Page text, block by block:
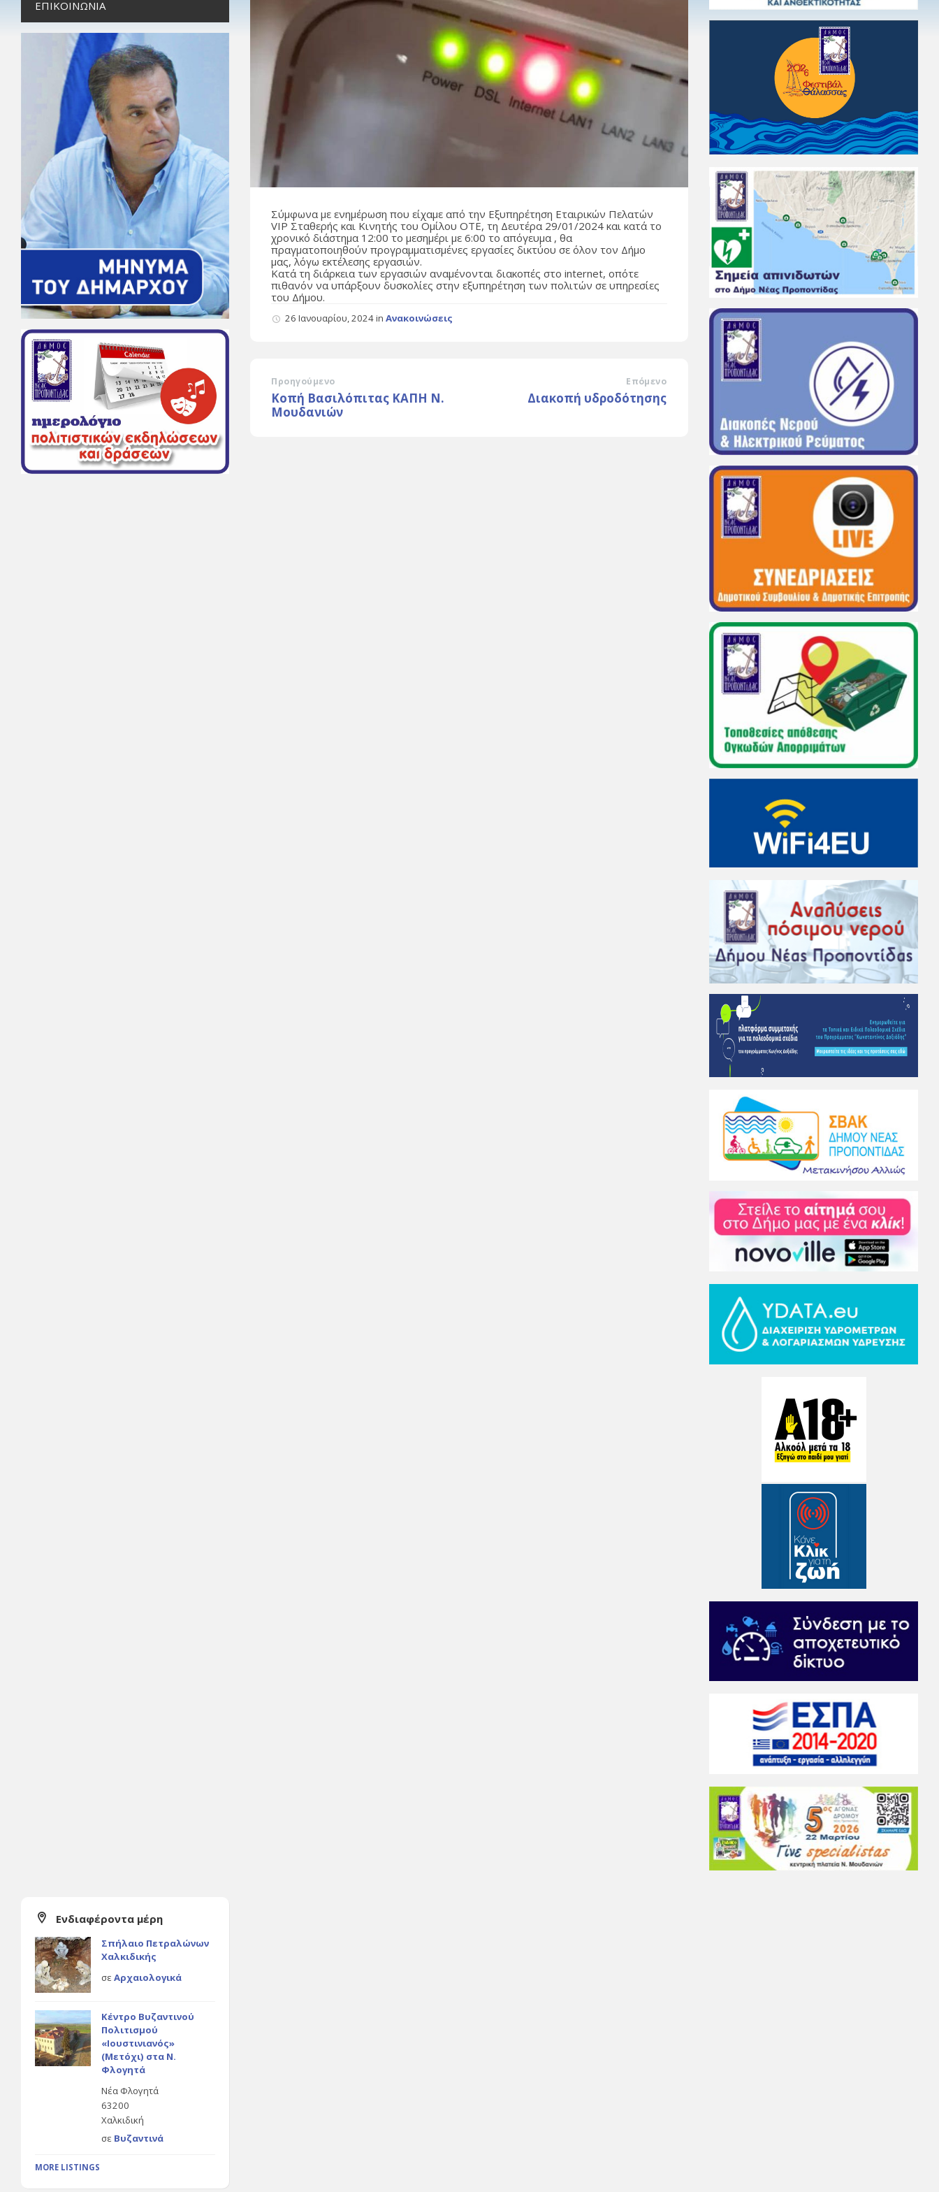
Σύμφωνα με ενημέρωση που είχαμε από την Εξυπηρέτηση Εταιρικών Πελατών
VIP Σταθερής και Κινητής του Ομίλου ΟΤΕ, τη Δευτέρα 29/01/2024 και κατά το
χρονικό διάστημα 12:00 το μεσημέρι με 6:00 το απόγευμα , θα
πραγματοποιηθούν προγραμματισμένες εργασίες δικτύου σε όλον τον Δήμο
μας, λόγω εκτέλεσης εργασιών.
Κατά τη διάρκεια των εργασιών αναμένονται διακοπές στο internet, οπότε
πιθανόν να υπάρξουν δυσκολίες στην εξυπηρέτηση των πολιτών σε υπηρεσίες
του Δήμου.
26 Ιανουαρίου, 2024inΑνακοινώσεις
Προηγούμενο
Κοπή Βασιλόπιτας ΚΑΠΗ Ν.
Μουδανιών
Επόμενο
Διακοπή υδροδότησης
ΕΠΙΚΟΙΝΩΝΊΑ
Ενδιαφέροντα μέρη
Σπήλαιο Πετραλώνων
Χαλκιδικής
σε Αρχαιολογικά
Κέντρο Βυζαντινού
Πολιτισμού
«Ιουστινιανός»
(Μετόχι) στα Ν.
Φλογητά
Νέα Φλογητά
63200
Χαλκιδική
σε Βυζαντινά
MORE LISTINGS